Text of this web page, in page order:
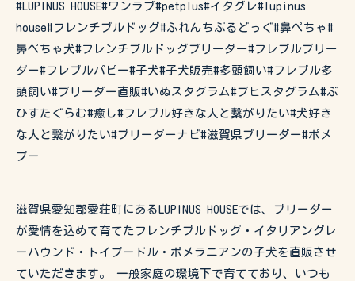
#LUPINUS HOUSE#ワンラブ#petplus#イタグレ#lupinus
house#フレンチブルドッグ#ふれんちぶるどっぐ#鼻ぺちゃ#
鼻ぺちゃ犬#フレンチブルドッグブリーダー#フレブルブリー
ダー#フレブルパピー#子犬#子犬販売#多頭飼い#フレブル多
頭飼い#ブリーダー直販#いぬスタグラム#ブヒスタグラム#ぶ
ひすたぐらむ#癒し#フレブル好きな人と繋がりたい#犬好き
な人と繋がりたい#ブリーダーナビ#滋賀県ブリーダー#ポメ
プー
滋賀県愛知郡愛荘町にあるLUPINUS HOUSEでは、ブリーダー
が愛情を込めて育てたフレンチブルドッグ・イタリアングレ
ーハウンド・トイプードル・ポメラニアンの子犬を直販させ
ていただきます。 一般家庭の環境下で育てており、いつも